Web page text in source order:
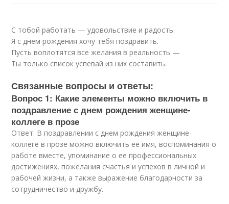
С тобой работать — удовольствие и радость.
Я с днем рождения хочу тебя поздравить.
Пусть воплотятся все желания в реальность —
Ты только список успевай из них составить.
Связанные вопросы и ответы:
Вопрос 1: Какие элементы можно включить в
поздравление с днем рождения женщине-
коллеге в прозе
Ответ: В поздравлении с днем рождения женщине-
коллеге в прозе можно включить ее имя, воспоминания о
работе вместе, упоминание о ее профессиональных
достижениях, пожелания счастья и успехов в личной и
рабочей жизни, а также выражение благодарности за
сотрудничество и дружбу.